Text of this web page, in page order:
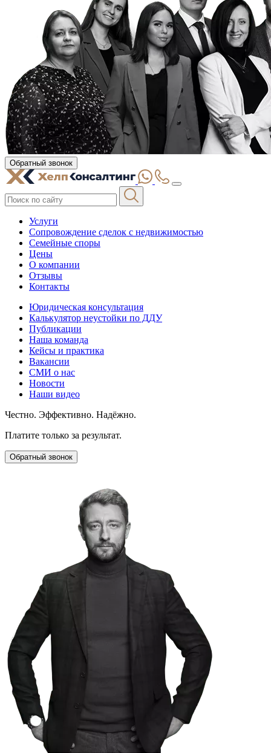
Обратный звонок
Услуги
Сопровождение сделок с недвижимостью
Семейные споры
Цены
О компании
Отзывы
Контакты
Юридическая консультация
Калькулятор неустойки по ДДУ
Публикации
Наша команда
Кейсы и практика
Вакансии
СМИ о нас
Новости
Наши видео
Честно. Эффективно. Надёжно.
Платите только за результат.
Обратный звонок